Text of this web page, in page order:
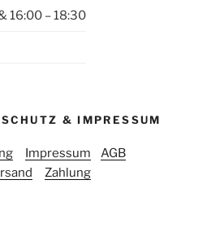
16:00 – 18:30
& IMPRESSUM
Impressum
AGB
Zahlung